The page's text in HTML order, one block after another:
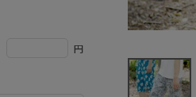
円